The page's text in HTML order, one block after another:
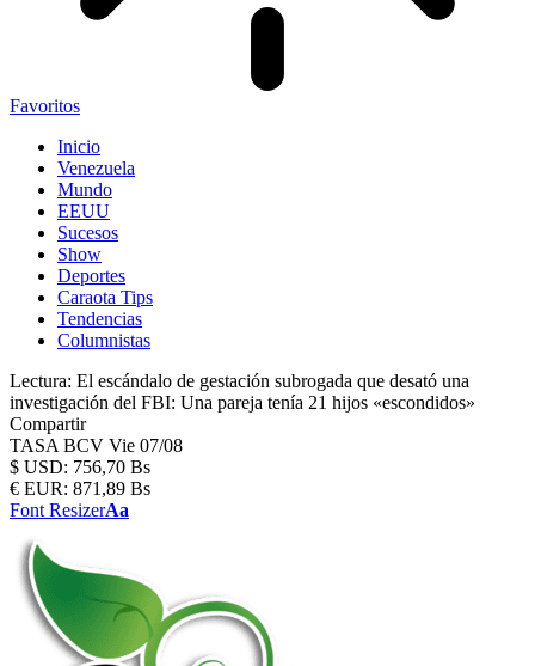
Favoritos
Inicio
Venezuela
Mundo
EEUU
Sucesos
Show
Deportes
Caraota Tips
Tendencias
Columnistas
Lectura: El escándalo de gestación subrogada que desató una
investigación del FBI: Una pareja tenía 21 hijos «escondidos»
Compartir
TASA BCV Vie 07/08
$ USD: 756,70 Bs
€ EUR: 871,89 Bs
Font ResizerAa